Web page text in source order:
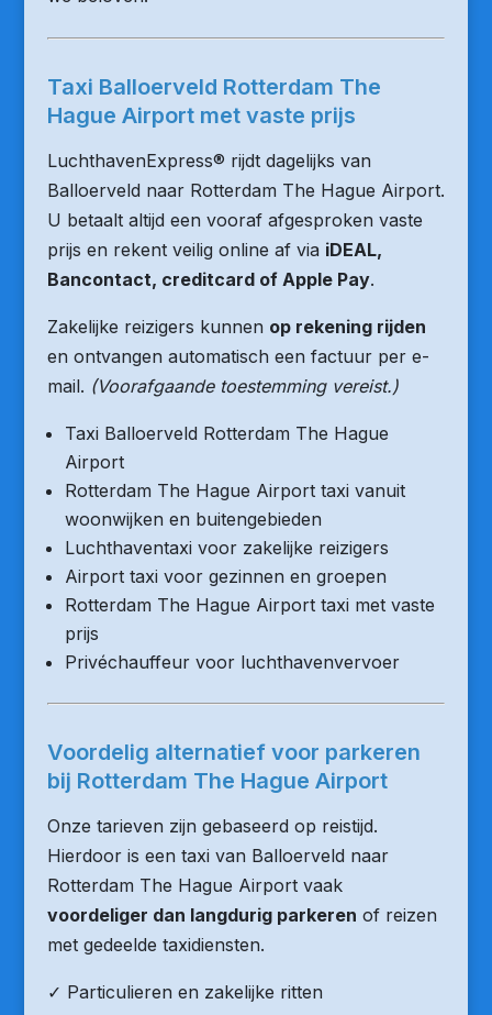
Taxi Balloerveld Rotterdam The
Hague Airport met vaste prijs
LuchthavenExpress® rijdt dagelijks van
Balloerveld naar Rotterdam The Hague Airport.
U betaalt altijd een vooraf afgesproken vaste
prijs en rekent veilig online af via iDEAL,
Bancontact, creditcard of Apple Pay.
Zakelijke reizigers kunnen op rekening rijden
en ontvangen automatisch een factuur per e-
mail. (Voorafgaande toestemming vereist.)
Taxi Balloerveld Rotterdam The Hague
Airport
Rotterdam The Hague Airport taxi vanuit
woonwijken en buitengebieden
Luchthaventaxi voor zakelijke reizigers
Airport taxi voor gezinnen en groepen
Rotterdam The Hague Airport taxi met vaste
prijs
Privéchauffeur voor luchthavenvervoer
Voordelig alternatief voor parkeren
bij Rotterdam The Hague Airport
Onze tarieven zijn gebaseerd op reistijd.
Hierdoor is een taxi van Balloerveld naar
Rotterdam The Hague Airport vaak
voordeliger dan langdurig parkeren of reizen
met gedeelde taxidiensten.
✓ Particulieren en zakelijke ritten